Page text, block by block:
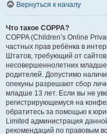
Вернуться к началу
Что такое COPPA?
COPPA (Children’s Online
частных прав ребёнка в
Штатов, требующий от
несовершеннолетних младше
родителей. Допустимо
опекуны разрешают сбор
младше 13 лет. Если вы не
регистрирующемуся на
обратитесь за помощью к
Limited администрация
рекомендаций по правовым